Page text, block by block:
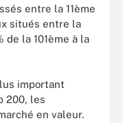
entre la 11ème
situés entre la
de la 101ème à la
important
200, les
en valeur.